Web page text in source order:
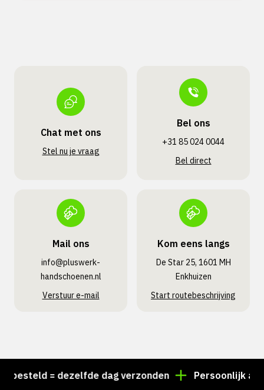
Chat met ons
Stel nu je vraag
Bel ons
+31 85 024 0044
Bel direct
Mail ons
info@pluswerk­
handschoenen.nl
Verstuur e-mail
Kom eens langs
De Star 25, 1601 MH
Enkhuizen
Start routebeschrijving
= dezelfde dag verzonden Persoonlijk